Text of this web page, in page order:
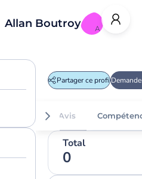
A
Allan Boutroy
Partager ce profil
Avis
Total
0